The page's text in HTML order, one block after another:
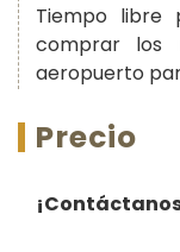
Tiempo libre
comprar los
aeropuerto
Precio